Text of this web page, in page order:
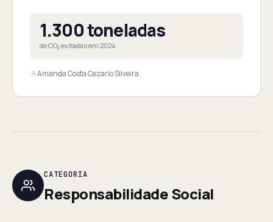
1.300 toneladas
de CO₂ evitadas em 2024
Amanda Costa Cezario Silveira
CATEGORIA
Responsabilidade Social